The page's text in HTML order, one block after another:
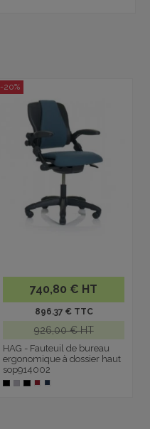
-20%
740,80 € HT
896.37 € TTC
926,00 € HT
HAG - Fauteuil de bureau
ergonomique à dossier haut
sop914002